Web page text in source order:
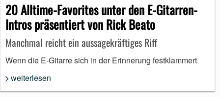
20 Alltime-Favorites unter den E-Gitarren-
Intros präsentiert von Rick Beato
Manchmal reicht ein aussagekräftiges Riff
Wenn die E-Gitarre sich in der Erinnerung festklammert
weiterlesen